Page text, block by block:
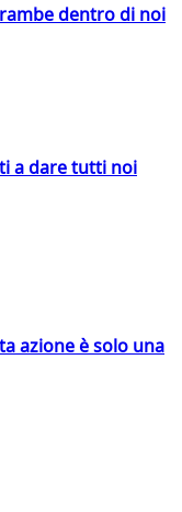
dentro di noi
a dare tutti noi
azione è solo una